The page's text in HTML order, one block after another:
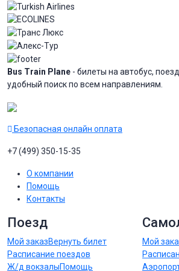
Bus Train Plane - билеты на автобус,
удобный поиск по всем направлениям.
Безопасная онлайн оплата
+7 (499) 350-15-35
О компании
Помощь
Контакты
Поезд
Мой заказВернуть билет
Расписание поездов
Ж/д вокзалыПомощь
Мой